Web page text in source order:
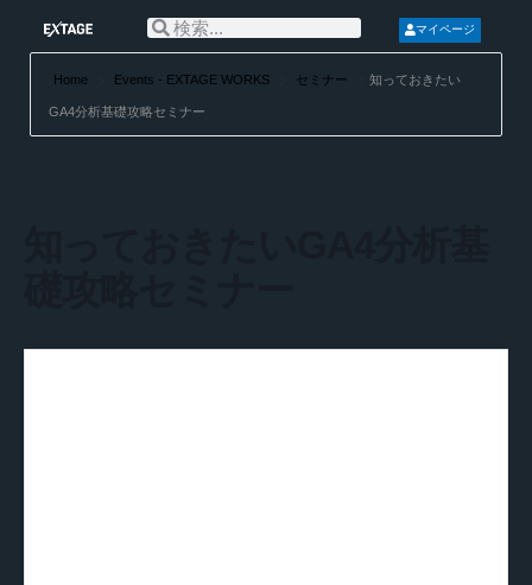
マイページ
Home Events - EXTAGE WORKS セミナー 知っておきたい
GA4分析基礎攻略セミナー